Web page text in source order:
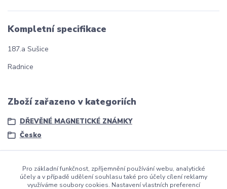
Kompletní specifikace
187.a Sušice
Radnice
Zboží zařazeno v kategoriích
DŘEVĚNÉ MAGNETICKÉ ZNÁMKY
Česko
Pro základní funkčnost, zpříjemnění používání webu, analytické
účely a v případě udělení souhlasu také pro účely cílení reklamy
využíváme soubory cookies. Nastavení vlastních preferencí